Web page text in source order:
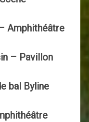
Amphithéâtre
– Pavillon
bal Byline